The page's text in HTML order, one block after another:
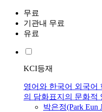
무료
기관내 무료
유료
KCI등재
영어와 한국어 외국어
의 담화표지의 문화적
박은정(Park Eun